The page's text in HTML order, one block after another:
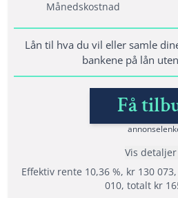
Vilkår
Du er fylt 25 år
Årsinntekt på minst 200 000
Ingen saker med inkasso eller
Etableringsgebyr: 900 - 1500 kr
Termingebyr: 40 - 75 kr
Månedskostnad
Lån til hva du vil eller samle
bankene på lån
Få
Effektiv rente 10,36 %, kr 130
010, totalt kr
Vis detaljer